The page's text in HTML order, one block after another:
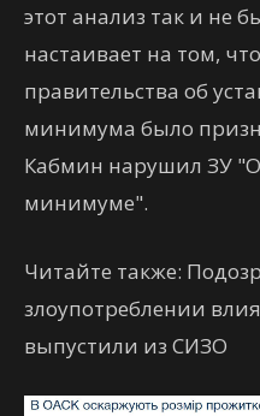
этот анализ так и не
настаивает на том,
правительства об
минимума было
Кабмин нарушил ЗУ
минимуме".
Читайте также:
злоупотреблении
выпустили из СИЗО